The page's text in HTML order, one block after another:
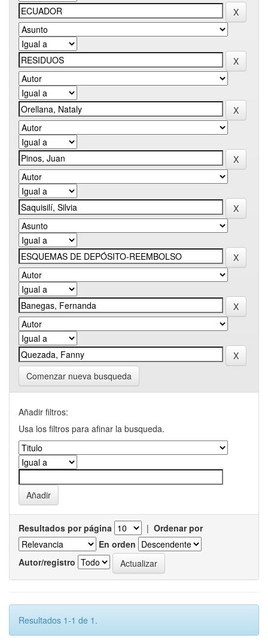
Comenzar nueva busqueda
Añadir filtros:
Usa los filtros para afinar la busqueda.
Resultados por página | Ordenar por
En orden
Autor/registro
Resultados 1-1 de 1.